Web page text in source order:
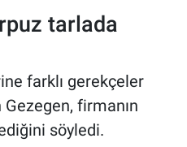
tarlada
farklı gerekçeler
firmanın
söyledi.